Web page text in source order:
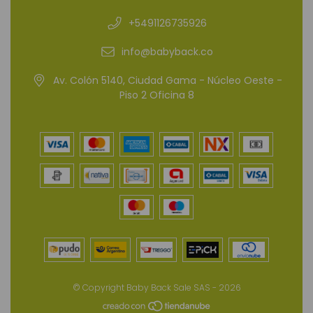
+5491126735926
info@babyback.co
Av. Colón 5140, Ciudad Gama - Núcleo Oeste -
Piso 2 Oficina 8
© Copyright Baby Back Sale SAS - 2026